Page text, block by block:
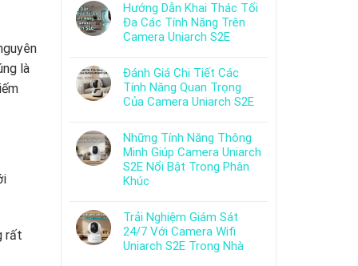
là
rất
Hướng Dẫn Khai Thác Tối
Đa Các Tính Năng Trên
Camera Uniarch S2E
Đánh Giá Chi Tiết Các
Tính Năng Quan Trọng
Của Camera Uniarch S2E
Những Tính Năng Thông
Minh Giúp Camera Uniarch
S2E Nổi Bật Trong Phân
Khúc
Trải Nghiệm Giám Sát
24/7 Với Camera Wifi
Uniarch S2E Trong Nhà